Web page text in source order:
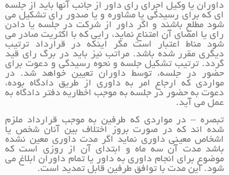
داوران یا وکیل اجرای رای داور از جانب آنها باید از جلسه
ای که برای رسیدگی یا مشاوره و یا صدور رای تشکیل می
شود مطلع باشند و اگر داور از شرکت در جلسه یا دادن
رای یا امضای آن امتناع نماید، رایی که با اکثریت صادر می
شود مناط اعتبار است مگر اینکه در قرارداد ترتیب
دیگری مقرر شده باشد. مراتب نیز باید در برگ رای قید
گردد. ترتیب تشکیل جلسه و نحوه رسیدگی و دعوت برای
حضور در جلسه، توسط داوران تعیین خواهد شد. در
مواردی که ارجاع امر به داوری از طریق دادگاه بوده،
دعوت به حضور در جلسه به موجب اخطاریه دفتر دادگاه به
عمل می آید.
تبصره – در مواردی که طرفین به موجب قرارداد ملزم
شده اند که در صورت بروز اختلاف بین آنان شخص یا
اشخاص معینی داوری نماید اگر مدت داوری معین نشده
باشد مدت آن سه ماه و ابتدای آن از روزی است که
موضوع برای انجام داوری به داور یا تمام داوران ابلاغ می
شود. این مدت با توافق طرفین قابل تمدید است.